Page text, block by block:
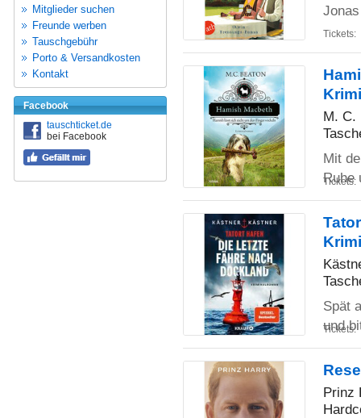
Mitglieder suchen
Freunde werben
Tauschgebühr
Porto & Versandkosten
Kontakt
Facebook
tauschticket.de
bei Facebook
Tickets:
M. C.
Mit
Ruhe
Tickets:
Spät
und
Tickets:
Prinz